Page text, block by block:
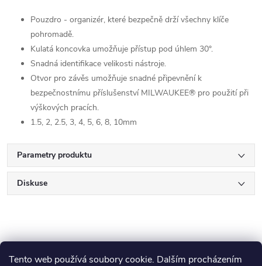
Tento web používá soubory cookie. Dalším procházením
Pouzdro - organizér, které bezpečně drží všechny klíče
pohromadě.
Kulatá koncovka umožňuje přístup pod úhlem 30°.
Snadná identifikace velikosti nástroje.
Otvor pro závěs umožňuje snadné připevnění k
bezpečnostnímu příslušenství MILWAUKEE® pro použití při
výškových pracích.
1.5, 2, 2.5, 3, 4, 5, 6, 8, 10mm
Parametry produktu
Diskuse